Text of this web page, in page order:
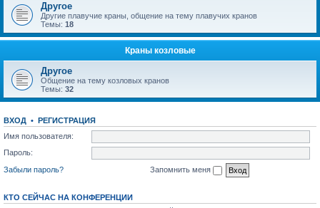
Другое
Другие плавучие краны, общение на тему плавучих кранов
Темы: 18
Краны козловые
Другое
Общение на тему козловых кранов
Темы: 32
ВХОД • РЕГИСТРАЦИЯ
Имя пользователя:
Пароль:
Забыли пароль?
Запомнить меня
КТО СЕЙЧАС НА КОНФЕРЕНЦИИ